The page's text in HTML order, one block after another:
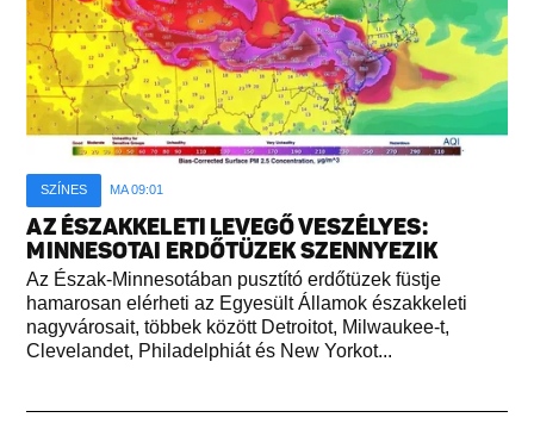
SZÍNES MA 09:01
AZ ÉSZAKKELETI LEVEGŐ VESZÉLYES:
MINNESOTAI ERDŐTÜZEK SZENNYEZIK
Az Észak-Minnesotában pusztító erdőtüzek füstje
hamarosan elérheti az Egyesült Államok északkeleti
nagyvárosait, többek között Detroitot, Milwaukee-t,
Clevelandet, Philadelphiát és New Yorkot...